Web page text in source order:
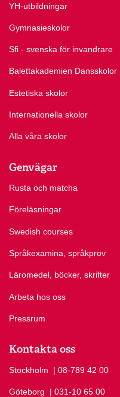
YH-utbildningar
Gymnasieskolor
Sfi - svenska för invandrare
Balettakademien Dansskolor
Estetiska skolor
Internationella skolor
Alla våra skolor
Genvägar
Rusta och matcha
Föreläsningar
Swedish courses
Språkexamina, språkprov
Läromedel, böcker, skrifter
Arbeta hos oss
Pressrum
Kontakta oss
Stockholm Ring Stockholm på
| 08-789 42 00
Göteborg Ring Göteborg på
| 031-10 65 00